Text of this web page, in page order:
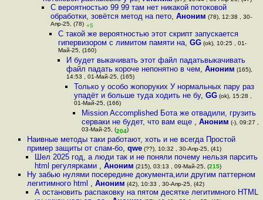
С вероятностью 99 99 там нет никакой потоковой
обработки, зовётся метод на пето, Аноним (78), 12:38 , 30-
Апр-25, (78) +5
С такой же вероятностью этот скрипт запускается
гипервизором с лимитом памяти на,GG (ok), 10:25 , 01-
Май-25, (160)
И будет выкачивать этот файл падатьвыкачивать
файл падать короче непонятно в чем, Аноним (165),
14:53 , 01-Май-25, (165)
Только у особо жопоруких У нормальных пару раз
упадёт и больше туда ходить не бу, GG(ok), 15:28 ,
01-Май-25, (166)
Mission Accomplished Бота же отвадили, грузить
серваки не будет, что вам еще ,Аноним (-), 09:27 ,
03-Май-25, (204)
Наивные методы таки работают, хоть и не всегда Простой
пример защиты от спам-бо, qwe(??), 10:32 , 30-Апр-25, (41)
Шел 2025 год, а люди так и не поняли почему нельзя парсить
html регулярками ,Аноним (215), 03:13 , 09-Май-25, (215)
Ну забью нулями посередине документа,или другим паттерном
легитимного html , Аноним (42), 10:33 , 30-Апр-25, (42)
А остановить распаковку на пятом десятке легитимного HTML